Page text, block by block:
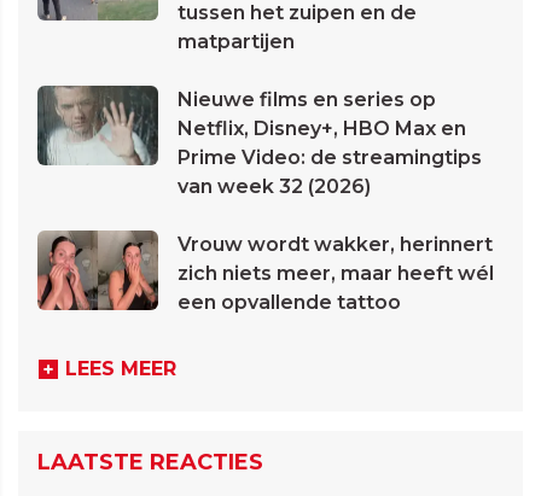
tussen het zuipen en de
matpartijen
Nieuwe films en series op
Netflix, Disney+, HBO Max en
Prime Video: de streamingtips
van week 32 (2026)
Vrouw wordt wakker, herinnert
zich niets meer, maar heeft wél
een opvallende tattoo
LEES MEER
LAATSTE REACTIES